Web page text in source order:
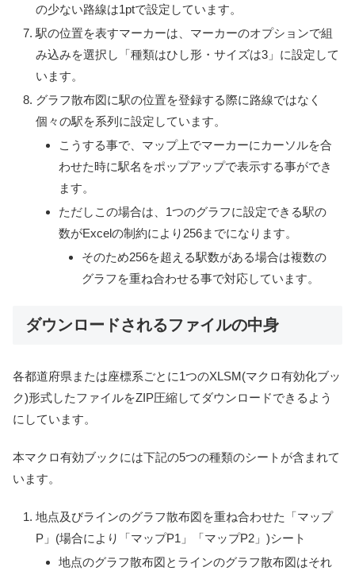
の少ない路線は1ptで設定しています。
駅の位置を表すマーカーは、マーカーのオプションで組
み込みを選択し「種類はひし形・サイズは3」に設定して
います。
グラフ散布図に駅の位置を登録する際に路線ではなく
個々の駅を系列に設定しています。
こうする事で、マップ上でマーカーにカーソルを合
わせた時に駅名をポップアップで表示する事ができ
ます。
ただしこの場合は、1つのグラフに設定できる駅の
数がExcelの制約により256までになります。
そのため256を超える駅数がある場合は複数の
グラフを重ね合わせる事で対応しています。
ダウンロードされるファイルの中身
各都道府県または座標系ごとに1つのXLSM(マクロ有効化ブッ
ク)形式したファイルをZIP圧縮してダウンロードできるよう
にしています。
本マクロ有効ブックには下記の5つの種類のシートが含まれて
います。
地点及びラインのグラフ散布図を重ね合わせた「マップ
P」(場合により「マップP1」「マップP2」)シート
地点のグラフ散布図とラインのグラフ散布図はそれ